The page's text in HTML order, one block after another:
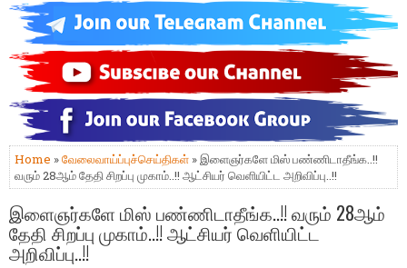
Home »வேலைவாய்ப்புச்செய்திகள் » இளைஞர்களே மிஸ் பண்ணிடாதீங்க..!!
வரும் 28ஆம் தேதி சிறப்பு முகாம்..!! ஆட்சியர் வெளியிட்ட அறிவிப்பு..!!
இளைஞர்களே மிஸ் பண்ணிடாதீங்க..!! வரும் 28ஆம்
தேதி சிறப்பு முகாம்..!! ஆட்சியர் வெளியிட்ட
அறிவிப்பு..!!